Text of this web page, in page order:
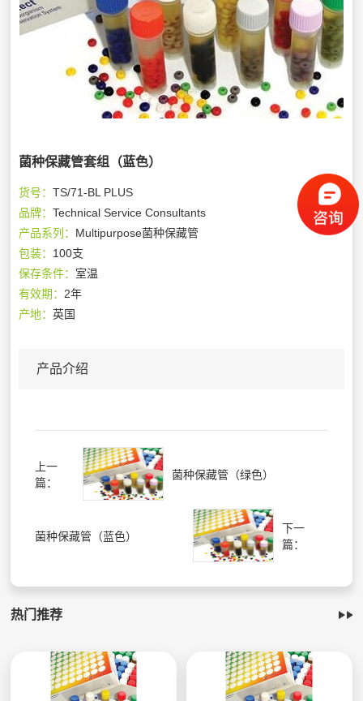
菌种保藏管套组（蓝色）
货号：TS/71-BL PLUS
品牌：Technical Service Consultants
产品系列： Multipurpose菌种保藏管
包装： 100支
保存条件： 室温
有效期：2年
产地：英国
产品介绍
上一
篇：
菌种保藏管（绿色）
菌种保藏管（蓝色）
下一
篇：
热门推荐